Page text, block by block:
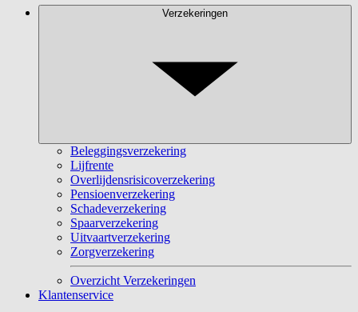
Verzekeringen
Beleggingsverzekering
Lijfrente
Overlijdensrisicoverzekering
Pensioenverzekering
Schadeverzekering
Spaarverzekering
Uitvaartverzekering
Zorgverzekering
Overzicht Verzekeringen
Klantenservice